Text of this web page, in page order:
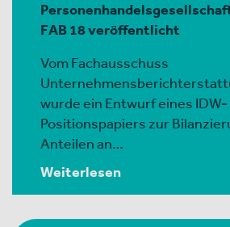
FAB 18 veröffentlicht
Vom Fachausschuss
wurde ein Entwurf eines IDW-
Positionspapiers zur
Anteilen an…
Weiterlesen